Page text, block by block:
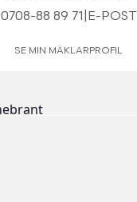
0708-88 89 71
E-POST
SE MIN MÄKLARPROFIL